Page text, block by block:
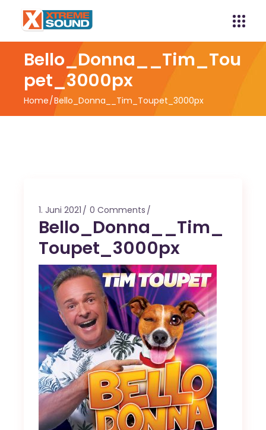
Bello_Donna__Tim_Tou
pet_3000px
Home Bello_Donna__Tim_Toupet_3000px
1. Juni 2021 0 Comments
Bello_Donna__Tim_
Toupet_3000px